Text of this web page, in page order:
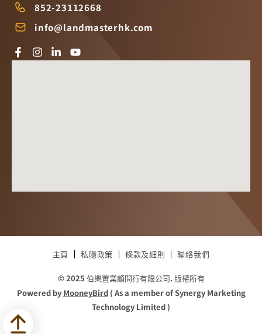
852-23112668
info@landmasterhk.com
主頁 私隱政策 條款及細則 聯絡我們
© 2025 伯樂置業顧問行有限公司. 版權所有
Powered by MooneyBird( As a member of Synergy Marketing
Technology Limited )